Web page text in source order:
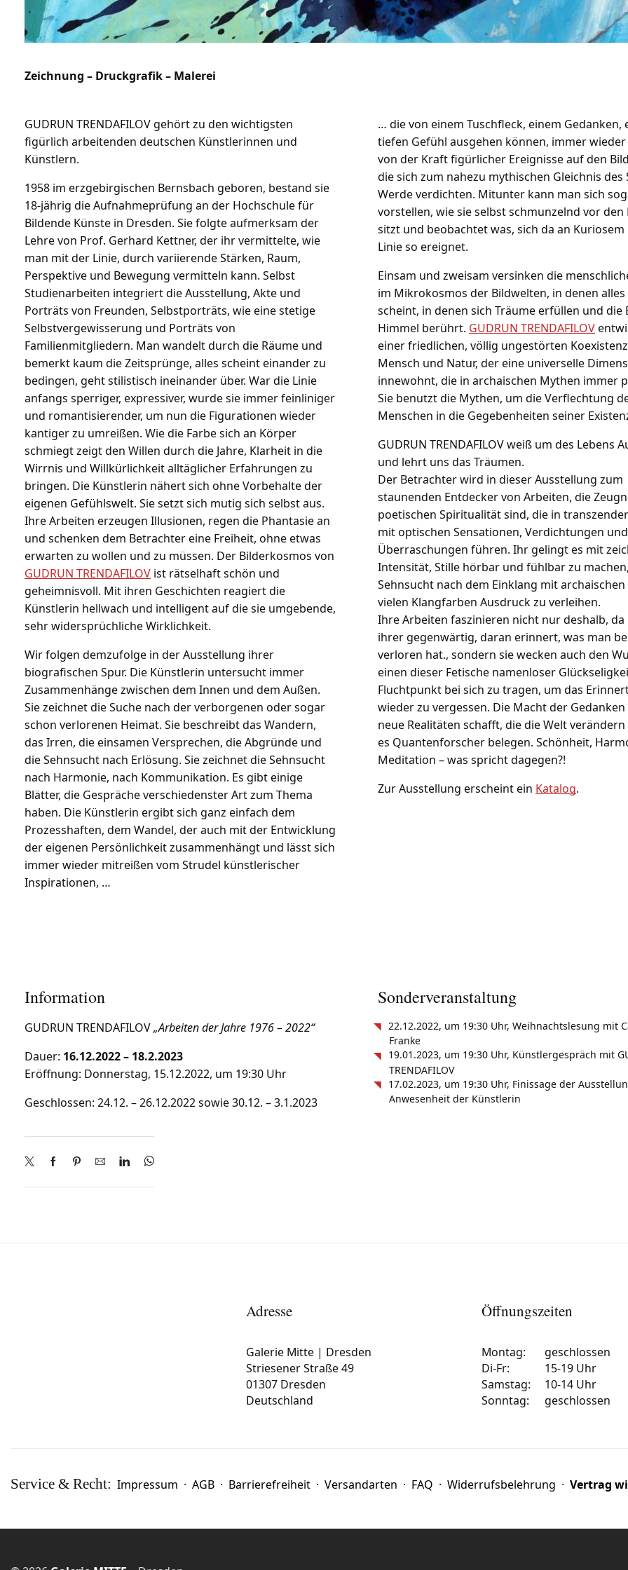
Zeichnung – Druckgrafik – Malerei
GUDRUN TRENDAFILOV gehört zu den wichtigsten
figürlich arbeitenden deutschen Künstlerinnen und
Künstlern.
1958 im erzgebirgischen Bernsbach geboren, bestand sie
18-jährig die Aufnahmeprüfung an der Hochschule für
Bildende Künste in Dresden. Sie folgte aufmerksam der
Lehre von Prof. Gerhard Kettner, der ihr vermittelte, wie
man mit der Linie, durch variierende Stärken, Raum,
Perspektive und Bewegung vermitteln kann. Selbst
Studienarbeiten integriert die Ausstellung, Akte und
Porträts von Freunden, Selbstporträts, wie eine stetige
Selbstvergewisserung und Porträts von
Familienmitgliedern. Man wandelt durch die Räume und
bemerkt kaum die Zeitsprünge, alles scheint einander zu
bedingen, geht stilistisch ineinander über. War die Linie
anfangs sperriger, expressiver, wurde sie immer feinliniger
und romantisierender, um nun die Figurationen wieder
kantiger zu umreißen. Wie die Farbe sich an Körper
schmiegt zeigt den Willen durch die Jahre, Klarheit in die
Wirrnis und Willkürlichkeit alltäglicher Erfahrungen zu
bringen. Die Künstlerin nähert sich ohne Vorbehalte der
eigenen Gefühlswelt. Sie setzt sich mutig sich selbst aus.
Ihre Arbeiten erzeugen Illusionen, regen die Phantasie an
und schenken dem Betrachter eine Freiheit, ohne etwas
erwarten zu wollen und zu müssen. Der Bilderkosmos von
GUDRUN TRENDAFILOV ist rätselhaft schön und
geheimnisvoll. Mit ihren Geschichten reagiert die
Künstlerin hellwach und intelligent auf die sie umgebende,
sehr widersprüchliche Wirklichkeit.
Wir folgen demzufolge in der Ausstellung ihrer
biografischen Spur. Die Künstlerin untersucht immer
Zusammenhänge zwischen dem Innen und dem Außen.
Sie zeichnet die Suche nach der verborgenen oder sogar
schon verlorenen Heimat. Sie beschreibt das Wandern,
das Irren, die einsamen Versprechen, die Abgründe und
die Sehnsucht nach Erlösung. Sie zeichnet die Sehnsucht
nach Harmonie, nach Kommunikation. Es gibt einige
Blätter, die Gespräche verschiedenster Art zum Thema
haben. Die Künstlerin ergibt sich ganz einfach dem
Prozesshaften, dem Wandel, der auch mit der Entwicklung
der eigenen Persönlichkeit zusammenhängt und lässt sich
immer wieder mitreißen vom Strudel künstlerischer
Inspirationen, …
… die von einem Tuschfleck, einem Gedanken,
tiefen Gefühl ausgehen können, immer
von der Kraft figürlicher Ereignisse auf den
die sich zum nahezu mythischen Gleichnis des
Werde verdichten. Mitunter kann man sich
vorstellen, wie sie selbst schmunzelnd vor den
sitzt und beobachtet was, sich da an
Linie so ereignet.
Einsam und zweisam versinken die
im Mikrokosmos der Bildwelten, in denen
scheint, in denen sich Träume erfüllen und die
Himmel berührt. GUDRUN TRENDAFILOV
einer friedlichen, völlig ungestörten
Mensch und Natur, der eine universelle
innewohnt, die in archaischen Mythen immer
Sie benutzt die Mythen, um die Verflechtung
Menschen in die Gegebenheiten seiner
GUDRUN TRENDAFILOV weiß um des Lebens
und lehrt uns das Träumen.
Der Betrachter wird in dieser Ausstellung zum
staunenden Entdecker von Arbeiten, die
poetischen Spiritualität sind, die in
mit optischen Sensationen, Verdichtungen
Überraschungen führen. Ihr gelingt es mit
Intensität, Stille hörbar und fühlbar zu
Sehnsucht nach dem Einklang mit
vielen Klangfarben Ausdruck zu verleihen.
Ihre Arbeiten faszinieren nicht nur deshalb, da
ihrer gegenwärtig, daran erinnert, was man
verloren hat., sondern sie wecken auch den
einen dieser Fetische namenloser
Fluchtpunkt bei sich zu tragen, um das
wieder zu vergessen. Die Macht der Gedanken
neue Realitäten schafft, die die Welt
es Quantenforscher belegen. Schönheit,
Meditation – was spricht dagegen?!
Zur Ausstellung erscheint ein Katalog.
Information
GUDRUN TRENDAFILOV„Arbeiten der Jahre 1976 – 2022“
Dauer: 16.12.2022 – 18.2.2023
Eröffnung: Donnerstag, 15.12.2022, um 19:30 Uhr
Geschlossen: 24.12. – 26.12.2022 sowie 30.12. – 3.1.2023
Sonderveranstaltung
22.12.2022, um 19:30 Uhr, Weihnachtslesung mit
Franke
19.01.2023, um 19:30 Uhr, Künstlergespräch mit
TRENDAFILOV
17.02.2023, um 19:30 Uhr, Finissage der
Anwesenheit der Künstlerin
Adresse
Galerie Mitte | Dresden
Striesener Straße 49
01307 Dresden
Deutschland
Öffnungszeiten
Montag:
Di-Fr:
Samstag:
Sonntag:
geschlossen
15-19 Uhr
10-14 Uhr
geschlossen
Service & Recht: Impressum · AGB · Barrierefreiheit · Versandarten · FAQ · Widerrufsbelehrung · Vertrag